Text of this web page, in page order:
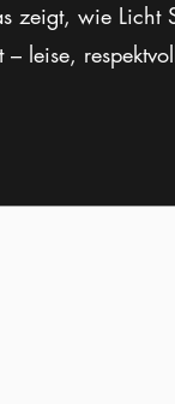
zeigt, wie Licht
leise,